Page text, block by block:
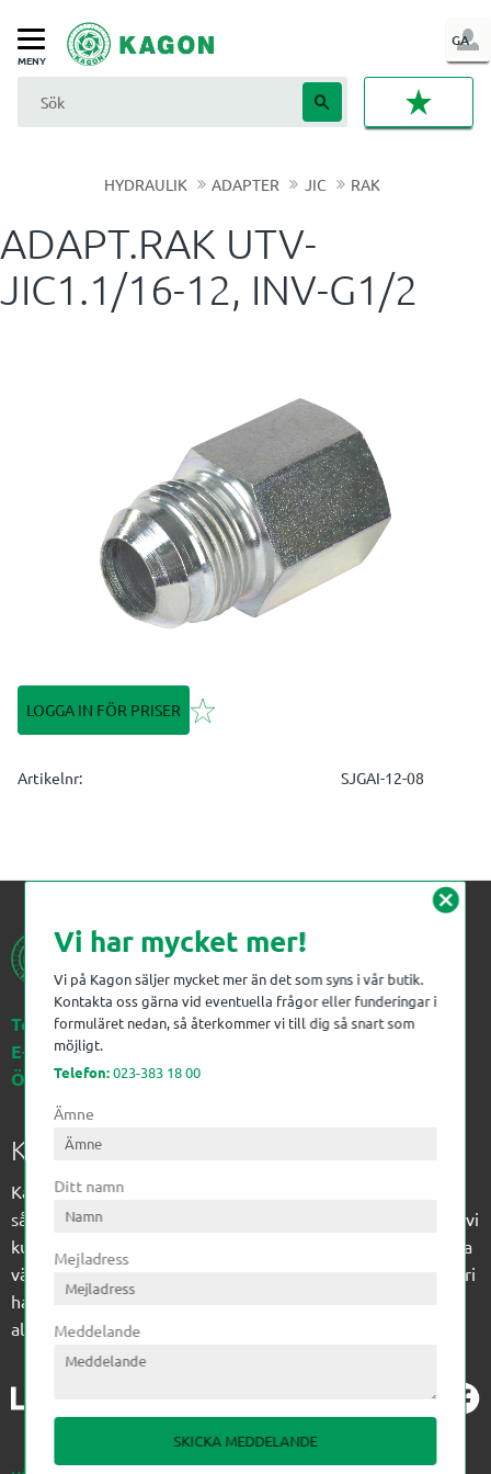
Meny
GA
IN
HYDRAULIK ADAPTER JIC RAK
ADAPT.RAK UTV-
JIC1.1/16-12, INV-G1/2
LOGGA IN FÖR PRISER Lägg till i favoriter
Artikelnr SJGAI-12-08
Telefon:023-383 18 00
E-post:kagon@kagon.se
Öppettider:Måndag-Fredag, 07-16
Kagon AB
Kagon har sedan 1972 levererat kompetens till
sågverksindustrin och övrig industri. Till träindustrin tillför vi
kunskap med optimeringslösningar från timmerplanen hela
vägen fram till paketering/emballering och till övrig industri
har vi ett komplement sortiment av teknikprodukter med
allt ifrån slangtillverkning till transmission och lager.
cancel
Vi har mycket mer!
Vi på Kagon säljer mycket mer än det som syns i vår butik.
Kontakta oss gärna vid eventuella frågor eller funderingar i
formuläret nedan, så återkommer vi till dig så snart som
möjligt.
Telefon:023-383 18 00
Ämne
Ditt namn
Mejladress
Meddelande
SKICKA MEDDELANDE